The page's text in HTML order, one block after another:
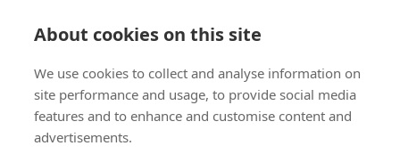
Folosim Cookies
Soluționarea litigiilor
ANPC
About cookies on this site
We use cookies to collect and analyse information on
site performance and usage, to provide social media
features and to enhance and customise content and
advertisements.